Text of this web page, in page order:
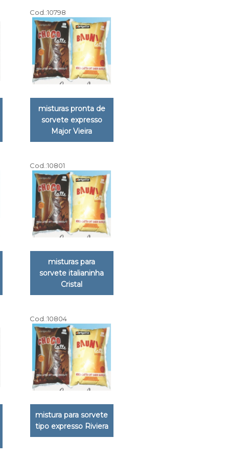
Cod.:10798
misturas pronta de
sorvete expresso
Major Vieira
Cod.:10801
misturas para
sorvete italianinha
Cristal
Cod.:10804
mistura para sorvete
tipo expresso Riviera